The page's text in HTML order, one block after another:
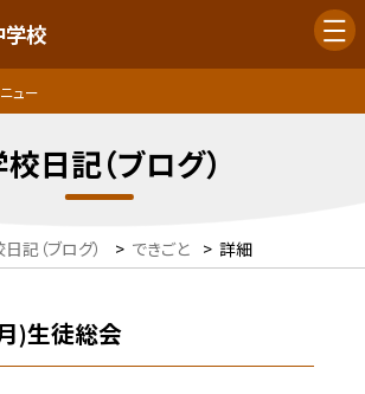
学校
ュー
日記（ブログ）
記（ブログ） > できごと > 詳細
)生徒総会